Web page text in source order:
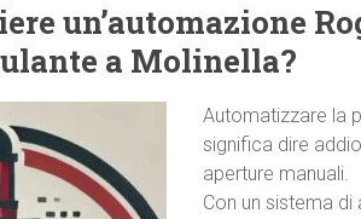
un’automazione
a Molinella?
Automatizzare la
significa dire
aperture manuali.
Con un sistema di